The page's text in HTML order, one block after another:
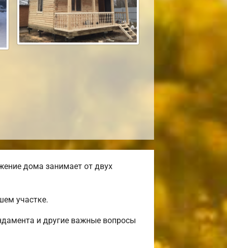
дома занимает от двух
участке.
и другие важные вопросы